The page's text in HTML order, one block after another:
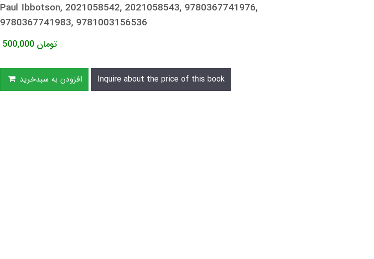
Paul Ibbotson, 2021058542, 2021058543, 9780367741976,
9780367741983, 9781003156536
500,000 تومان
افزودن به سبدخرید Inquire about the price of this book